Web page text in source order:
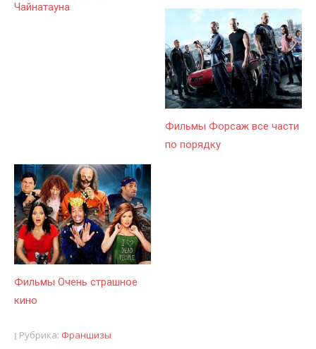
Чайнатауна
Фильмы Форсаж все части
по порядку
Фильмы Очень страшное
кино
Рубрика: Франшизы